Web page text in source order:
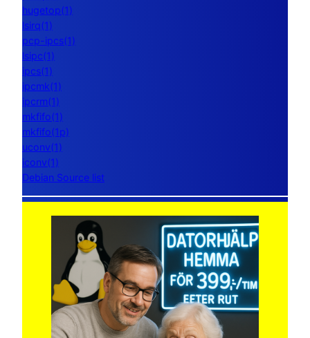
hugetop(1)
lsirq(1)
pcp-ipcs(1)
lsipc(1)
ipcs(1)
ipcmk(1)
ipcrm(1)
mkfifo(1)
mkfifo(1p)
uconv(1)
iconv(1)
Debian Source list